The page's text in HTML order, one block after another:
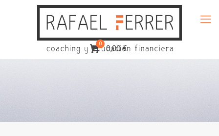
0
0,00 €